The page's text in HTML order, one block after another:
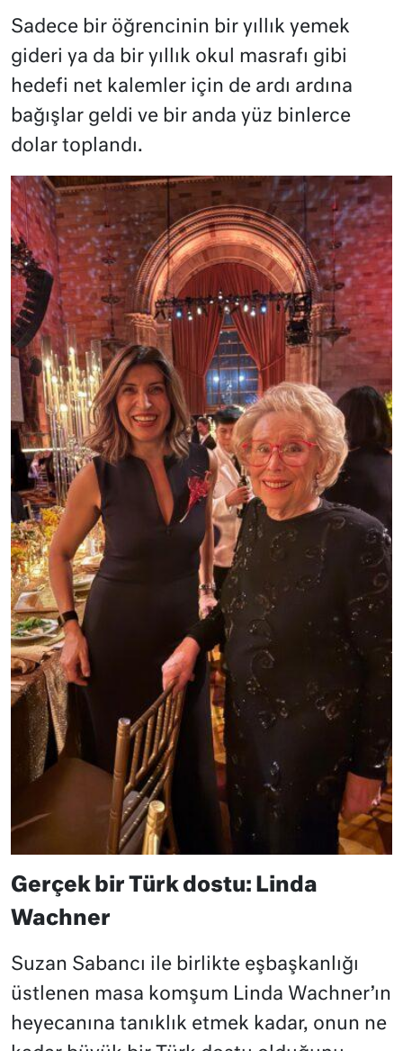
Sadece bir öğrencinin bir yıllık yemek
gideri ya da bir yıllık okul masrafı gibi
hedefi net kalemler için de ardı ardına
bağışlar geldi ve bir anda yüz binlerce
dolar toplandı.
Gerçek bir Türk dostu: Linda
Wachner
Suzan Sabancı ile birlikte eşbaşkanlığı
üstlenen masa komşum Linda Wachner’ın
heyecanına tanıklık etmek kadar, onun ne